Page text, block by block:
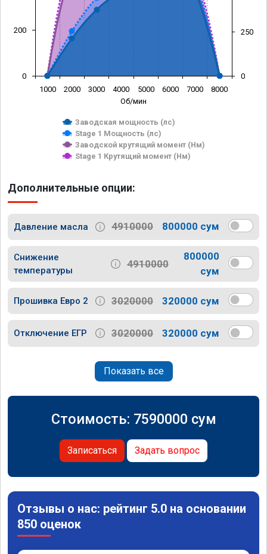
Об/мин
Заводская мощность (лс)
Stage 1 Мощность (лс)
Заводской крутящий момент (Нм)
Stage 1 Крутящий момент (Нм)
1000 2000 3000 4000 5000 6000 7000 8000
0
200
0
250
Дополнительные опции:
Давление масла 4910000 800000 сум
Снижение
температуры
4910000
800000
сум
Прошивка Евро 2 3020000 320000 сум
Отключение ЕГР 3020000 320000 сум
Показать все
Стоимость: 7590000 сум
Записаться Задать вопрос
Отзывы о нас: рейтинг 5.0 на основании
850 оценок